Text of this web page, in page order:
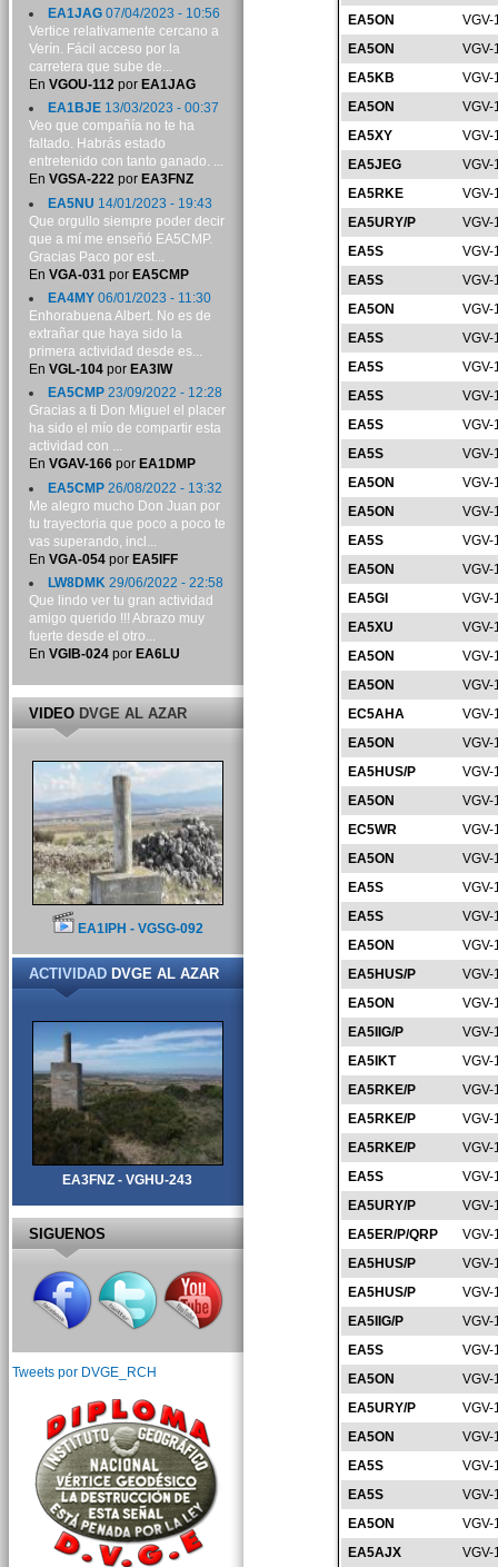
EA5ON
VGV-
EA5ON
VGV-
EA5KB
VGV-
EA5ON
VGV-
EA5XY
VGV-
EA5JEG
VGV-
EA5RKE
VGV-
EA5URY/P
VGV-
EA5S
VGV-
EA5S
VGV-
EA5ON
VGV-
EA5S
VGV-
EA5S
VGV-
EA5S
VGV-
EA5S
VGV-
EA5S
VGV-
EA5ON
VGV-
EA5ON
VGV-
EA5S
VGV-
EA5ON
VGV-
EA5GI
VGV-
EA5XU
VGV-
EA5ON
VGV-
EA5ON
VGV-
EC5AHA
VGV-
EA5ON
VGV-
EA5HUS/P
VGV-
EA5ON
VGV-
EC5WR
VGV-
EA5ON
VGV-
EA5S
VGV-
EA5S
VGV-
EA5ON
VGV-
EA5HUS/P
VGV-
EA5ON
VGV-
EA5IIG/P
VGV-
EA5IKT
VGV-
EA5RKE/P
VGV-
EA5RKE/P
VGV-
EA5RKE/P
VGV-
EA5S
VGV-
EA5URY/P
VGV-
EA5ER/P/QRP
VGV-
EA5HUS/P
VGV-
EA5HUS/P
VGV-
EA5IIG/P
VGV-
EA5S
VGV-
EA5ON
VGV-
EA5URY/P
VGV-
EA5ON
VGV-
EA5S
VGV-
EA5S
VGV-
EA5ON
VGV-
EA5AJX
VGV-
EA1JAG07/04/2023 - 10:56
Vertice relativamente cercano a
Verín. Fácil acceso por la
carretera que sube de...
En VGOU-112por EA1JAG
EA1BJE13/03/2023 - 00:37
Veo que compañía no te ha
faltado. Habrás estado
entretenido con tanto ganado. ...
En VGSA-222por EA3FNZ
EA5NU 14/01/2023 - 19:43
Que orgullo siempre poder decir
que a mí me enseñó EA5CMP.
Gracias Paco por est...
En VGA-031 por EA5CMP
EA4MY06/01/2023 - 11:30
Enhorabuena Albert. No es de
extrañar que haya sido la
primera actividad desde es...
En VGL-104por EA3IW
EA5CMP23/09/2022 - 12:28
Gracias a ti Don Miguel el placer
ha sido el mío de compartir esta
actividad con ...
En VGAV-166por EA1DMP
EA5CMP26/08/2022 - 13:32
Me alegro mucho Don Juan por
tu trayectoria que poco a poco te
vas superando, incl...
En VGA-054por EA5IFF
LW8DMK29/06/2022 - 22:58
Que lindo ver tu gran actividad
amigo querido !!! Abrazo muy
fuerte desde el otro...
En VGIB-024por EA6LU
VIDEODVGE AL AZAR
EA1IPH - VGSG-092
ACTIVIDADDVGE AL AZAR
EA3FNZ - VGHU-243
SIGUENOS
Tweets por DVGE_RCH